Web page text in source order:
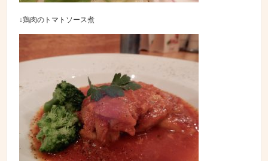
↓鶏肉のトマトソース煮